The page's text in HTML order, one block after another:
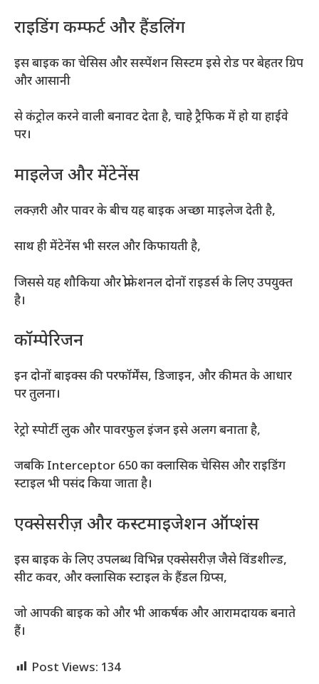
राइडिंग कम्फर्ट और हैंडलिंग
इस बाइक का चेसिस और सस्पेंशन सिस्टम इसे रोड पर बेहतर ग्रिप
और आसानी
से कंट्रोल करने वाली बनावट देता है, चाहे ट्रैफिक में हो या हाईवे
पर।
माइलेज और मेंटेनेंस
लक्ज़री और पावर के बीच यह बाइक अच्छा माइलेज देती है,
साथ ही मेंटेनेंस भी सरल और किफायती है,
जिससे यह शौकिया और प्रोफेशनल दोनों राइडर्स के लिए उपयुक्त
है।
कॉम्पेरिजन
इन दोनों बाइक्स की परफॉर्मेंस, डिजाइन, और कीमत के आधार
पर तुलना।
रेट्रो स्पोर्टी लुक और पावरफुल इंजन इसे अलग बनाता है,
जबकि Interceptor 650 का क्लासिक चेसिस और राइडिंग
स्टाइल भी पसंद किया जाता है।
एक्सेसरीज़ और कस्टमाइजेशन ऑप्शंस
इस बाइक के लिए उपलब्ध विभिन्न एक्सेसरीज़ जैसे विंडशील्ड,
सीट कवर, और क्लासिक स्टाइल के हैंडल ग्रिप्स,
जो आपकी बाइक को और भी आकर्षक और आरामदायक बनाते
हैं।
Post Views: 134